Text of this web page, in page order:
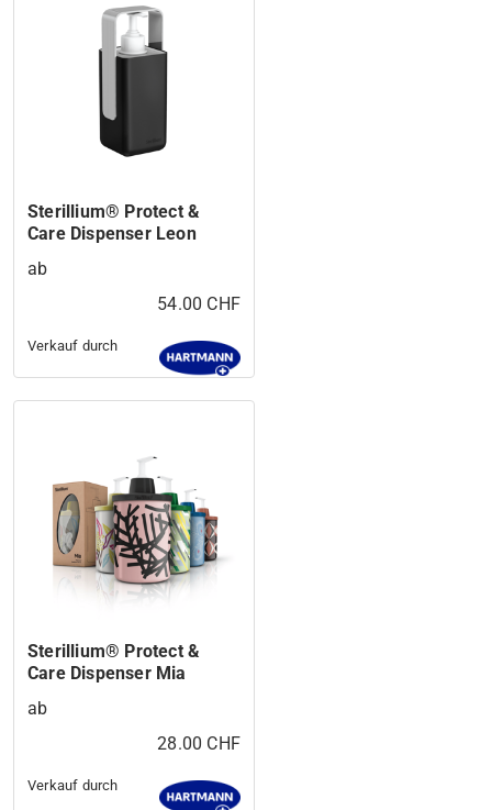
Sterillium® Protect &
Care Dispenser Leon
ab
54.00 CHF
Verkauf durch
Sterillium® Protect &
Care Dispenser Mia
ab
28.00 CHF
Verkauf durch